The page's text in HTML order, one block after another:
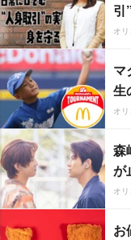
引
オ
マ
生
オ
森
が
オ
お